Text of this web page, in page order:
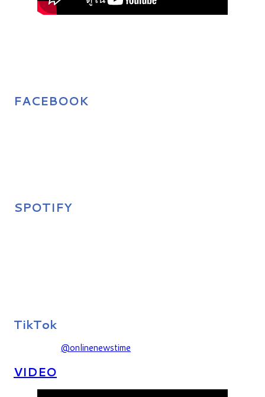
FACEBOOK
SPOTIFY
TikTok
@onlinenewstime
VIDEO